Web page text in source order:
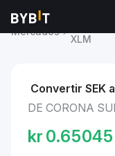
Mercados
XLM
Convertir SEK
DE CORONA
kr